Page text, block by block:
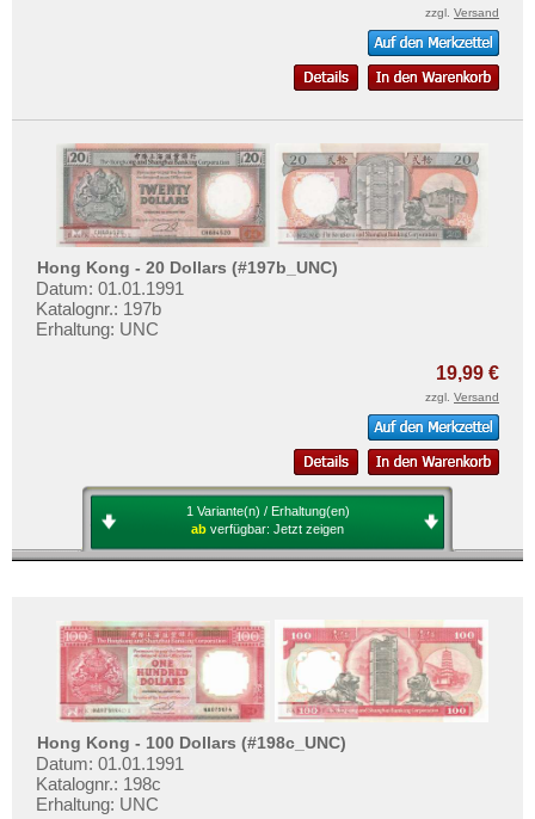
zzgl. Versand
Hong Kong - 20 Dollars (#197b_UNC)
Datum: 01.01.1991
Katalognr.: 197b
Erhaltung: UNC
19,99 €
zzgl. Versand
1 Variante(n) / Erhaltung(en)
ab verfügbar: Jetzt zeigen
Hong Kong - 100 Dollars (#198c_UNC)
Datum: 01.01.1991
Katalognr.: 198c
Erhaltung: UNC